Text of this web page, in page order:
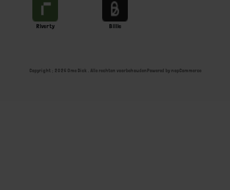
Riverty Billie
Copyright ; 2026 Ome Dick . Alle rechten voorbehoudenPowered by nopCommerce